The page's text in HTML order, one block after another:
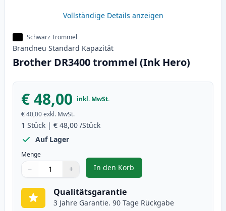
Vollständige Details anzeigen
Schwarz Trommel
Brandneu Standard Kapazität
Brother DR3400 trommel (Ink Hero)
€ 48,00 inkl. MwSt.
€ 40,00exkl. MwSt.
1 Stück | € 48,00 /Stück
Auf Lager
Menge
Verwenden Sie die Tasten, um anzupassen
− +
1
In den Korb
, Brother DR3400 trommel (Ink
Qualitätsgarantie
3 Jahre Garantie. 90 Tage Rückgabe